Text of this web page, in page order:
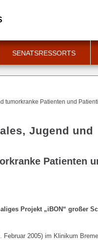
SENATSRESSORTS
tumorkranke Patienten und
Jugend und
Patienten
Projekt „iBON“ großer
Februar 2005) im Klinikum